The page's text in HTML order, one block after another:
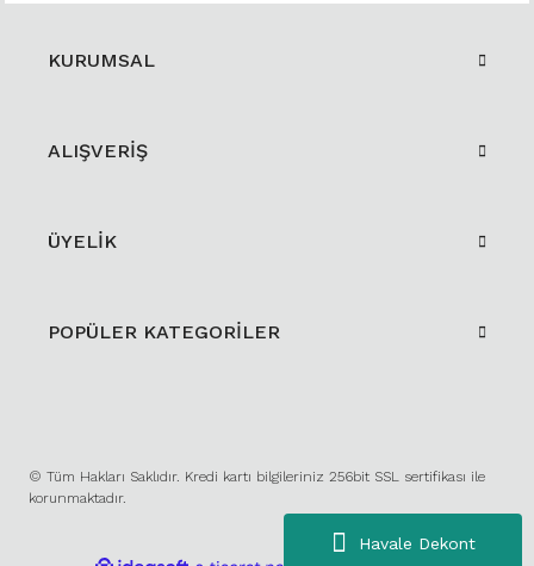
Havale Dekont
KURUMSAL
ALIŞVERİŞ
ÜYELİK
POPÜLER KATEGORİLER
© Tüm Hakları Saklıdır. Kredi kartı bilgileriniz 256bit SSL sertifikası ile
korunmaktadır.